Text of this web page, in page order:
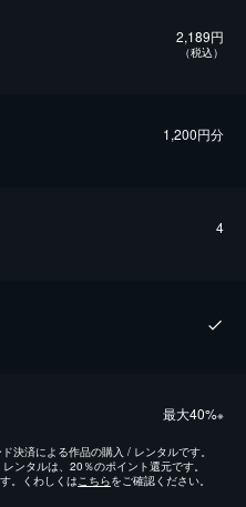
2,189円
（税込）
1,200円分
4
最⼤40%※
決済による作品の購入 / レンタルです。
ンタルは、20％のポイント還元です。
。くわしくはこちらをご確認ください。